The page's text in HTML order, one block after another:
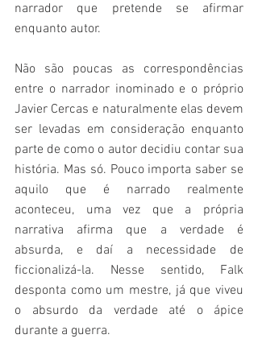
narrador que pretende se afirmar
enquanto autor.
Não são poucas as correspondências
entre o narrador inominado e o próprio
Javier Cercas e naturalmente elas devem
ser levadas em consideração enquanto
parte de como o autor decidiu contar sua
história. Mas só. Pouco importa saber se
aquilo que é narrado realmente
aconteceu, uma vez que a própria
narrativa afirma que a verdade é
absurda, e daí a necessidade de
ficcionalizá-la. Nesse sentido, Falk
desponta como um mestre, já que viveu
o absurdo da verdade até o ápice
durante a guerra.